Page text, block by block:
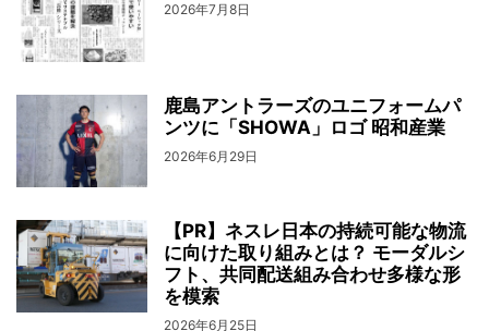
2026年7月8日
鹿島アントラーズのユニフォームパ
ンツに「SHOWA」ロゴ 昭和産業
2026年6月29日
【PR】ネスレ日本の持続可能な物流
に向けた取り組みとは？ モーダルシ
フト、共同配送組み合わせ多様な形
を模索
2026年6月25日